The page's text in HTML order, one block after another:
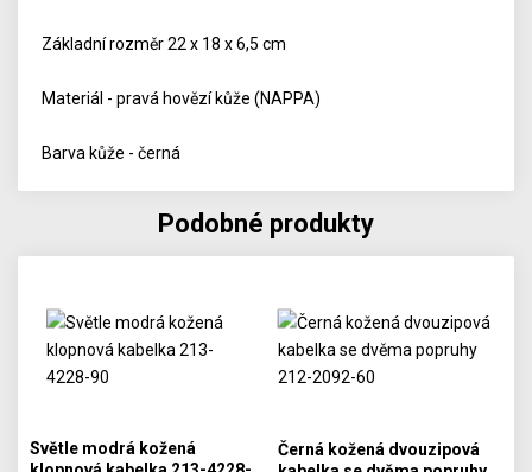
Základní rozměr 22 x 18 x 6,5 cm
Materiál - pravá hovězí kůže (NAPPA)
Barva kůže - černá
Podobné produkty
Světle modrá kožená
Černá kožená dvouzipová